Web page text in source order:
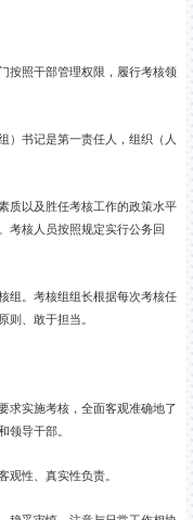
照干部管理权限，履行考核领
书记是第一责任人，组织（人
以及胜任考核工作的政策水平
考核人员按照规定实行公务回
。考核组组长根据每次考核任
、敢于担当。
实施考核，全面客观准确地了
导干部。
性、真实性负责。